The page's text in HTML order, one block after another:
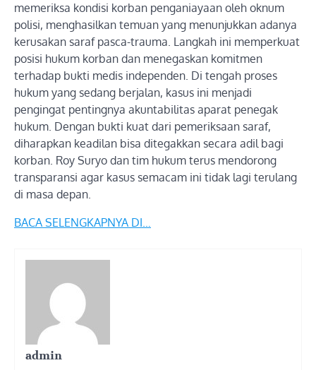
memeriksa kondisi korban penganiayaan oleh oknum
polisi, menghasilkan temuan yang menunjukkan adanya
kerusakan saraf pasca-trauma. Langkah ini memperkuat
posisi hukum korban dan menegaskan komitmen
terhadap bukti medis independen. Di tengah proses
hukum yang sedang berjalan, kasus ini menjadi
pengingat pentingnya akuntabilitas aparat penegak
hukum. Dengan bukti kuat dari pemeriksaan saraf,
diharapkan keadilan bisa ditegakkan secara adil bagi
korban. Roy Suryo dan tim hukum terus mendorong
transparansi agar kasus semacam ini tidak lagi terulang
di masa depan.
BACA SELENGKAPNYA DI…
admin